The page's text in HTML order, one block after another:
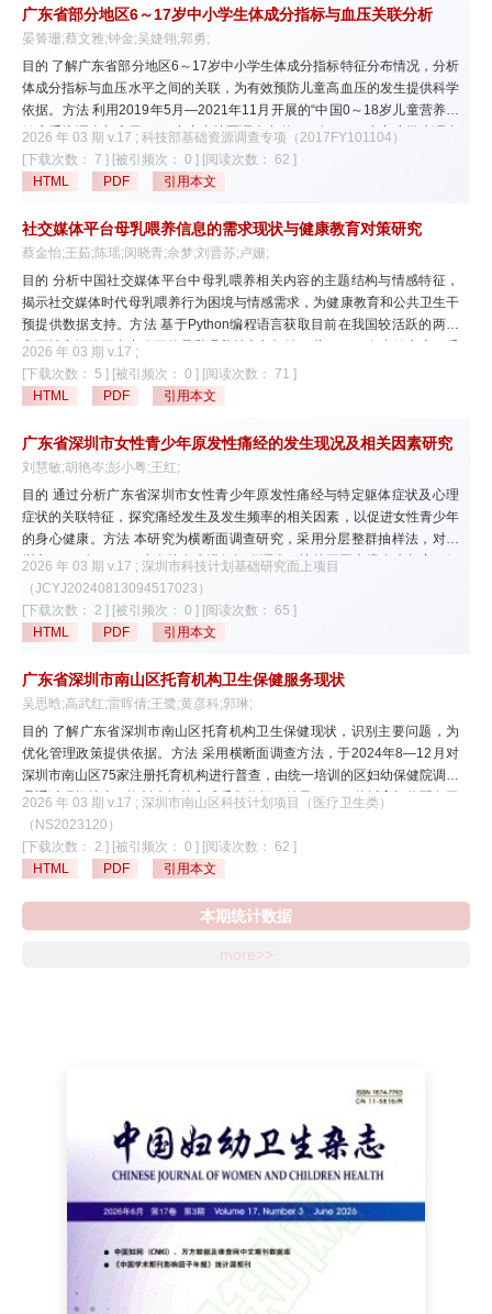
外送餐出餐至进餐间隔较长，应针对不同用餐形式及餐次进行针对性的膳食
营养和食品安全指导。
龄组为33.4%(1 950/5 836)。7～12月龄儿童中，继续母乳喂养组与非继续
龄儿童中，继续母乳喂养与非继续母乳喂养组儿童的生长迟缓、低体重发生
率差异均有统计学意义（均P<0.05）。多因素分析显示，7～12月龄儿童继
续母乳喂养与地区、民族、儿童生活状态及父亲文化程度相关。与居住在东
北地区、非留守非流动以及父亲文化程度为小学及以下的儿童相比，居住在
华东、西北和西南地区、双亲留守、父亲文化程度为大专及以上者继续母乳
喂养的可能性较低（OR=0.786、0.330和
0.206,P<0.05;OR=0.357,P<0.001;OR=0.690,P<0.05）；与汉族儿童相
月龄儿童中，继续母乳喂养主要受母亲文化程度和职业等因素影响。结论
我国7～24月龄儿童继续母乳喂养率随月龄增长而下降，继续母乳喂养与儿
母文化程度等多种因素影响，应针对不同影响因素开展相应措施，提高继续
母乳喂养率，促进儿童健康生长。
广东省部分地区6～17岁中小学生体成分指标与血压关联分析
晏箐珊;蔡文雅;钟金;吴婕翎;郭勇;
目的 了解广东省部分地区6～17岁中小学生体成分指标特征分布情况，分析
体成分指标与血压水平之间的关联，为有效预防儿童高血压的发生提供科学
依据。方法 利用2019年5月—2021年11月开展的“中国0～18岁儿童营养与
健康系统调查与应用”项目中广东地区调查点的687名6～17岁中小学生调查
数据，分析了解不同年龄段体成分和血压水平的分布情况，并采用相关性分
析、线性回归及logistic回归分析对其体成分与血压的关联性进行分析。结果
48.08%）和瘦体重比率（分别为84.69%和71.23%）以及收缩压平均水平
[分别为（120.51±12.11）mmHg和（125.95±12.42）mmHg]显著高于女生
（均P<0.01），而中位体脂百分比（分别为15.25%和12.90%）、脂肪质
量指数（分别为2.80 kg/m2和2.50 kg/m2）和内脏脂肪面积（分别为31.85
cm2和28.20 cm2）则显著低于女生（均P<0.01）。7项体成分指标（体质
指数、腹围、体脂百分比、脂肪质量指数、内脏脂肪面积、骨骼肌比率、瘦
体重比率）与血压之间存在相关性。不同体型组间收缩压和舒张压差异均有
统计学意义（均P<0.05），其中超重和肥胖儿童的血压偏高检出率分别为
49.33%和56.25%，正常和消瘦儿童的血压偏高检出率分别为27.77%和
1.25）、腹围（OR=1.07,95%CI:1.05～1.10）、体脂百分比
（OR=1.05,95%CI:1.03～1.08）、脂肪质量指数（OR=1.23,95%CI:1.14
风险呈正向关联，瘦体重比率（OR=0.95,95%CI:0.93～0.97）和骨骼肌比
率（OR=0.91,95%CI:0.87～0.95）与血压偏高发生风险呈负向关联。结论
广东省6～17岁中小学生的体成分指标存在明显性别差异，且与血压偏高存
在关联。因此，在儿童青少年高血压预防保健方面，应重视其体成分变化，
尤其是体脂的异常，以期更加有效地预防儿童高血压的发生。
2026 年 03 期 v.17 ; 科技部基础资源调查专项（2017FY101104）
[下载次数： 7 ] [被引频次： 0 ] [阅读次数： 62 ]
HTML
PDF 引用本文
社交媒体平台母乳喂养信息的需求现状与健康教育对策研究
蔡金怡;王茹;陈瑶;闵晓青;佘梦;刘晋苏;卢姗;
目的 分析中国社交媒体平台中母乳喂养相关内容的主题结构与情感特征，
揭示社交媒体时代母乳喂养行为困境与情感需求，为健康教育和公共卫生干
预提供数据支持。方法 基于Python编程语言获取目前在我国较活跃的两个
主要社交媒体平台中公开的母乳喂养帖文与评论，共59 064条有效文本。采
用标准化预处理流程进行数据清洗、中文分词与停用词过滤。利用潜在狄利
克雷分配（latent dirichlet allocation,LDA）主题模型提取潜在主题，并结
共识别8个与母乳喂养密切相关的主题，涵盖夜醒困扰、哺乳疼痛、喂养方
式选择、情绪表达与亲子互动等核心内容。整体情绪以积极（45.6%）和中
性（42.3%）为主，但在“哺乳困难与母亲负担”“照护压力与生活化吐槽”等
主题中消极情绪相对聚集。结论 社交平台中的母乳喂养讨论呈现生活化、
情境化和情绪化特点，提示健康教育应结合妇幼卫生工作框架，围绕孕产期
连续服务、哺乳技术支持、家庭参与和情绪支持开展更具情境性的精准指
导。可利用社交媒体平台的传播特征，通过嵌入式科普、专业引导和同伴支
持机制，构建更精准、可及和持续的母乳喂养促进体系。
2026 年 03 期 v.17 ;
[下载次数： 5 ] [被引频次： 0 ] [阅读次数： 71 ]
HTML
PDF 引用本文
广东省深圳市女性青少年原发性痛经的发生现况及相关因素研究
刘慧敏;胡艳岑;彭小粤;王红;
目的 通过分析广东省深圳市女性青少年原发性痛经与特定躯体症状及心理
症状的关联特征，探究痛经发生及发生频率的相关因素，以促进女性青少年
的身心健康。方法 本研究为横断面调查研究，采用分层整群抽样法，对深
圳市1 986名10～19岁在校女生进行问卷调查，比较不同痛经发生频率下躯
体和心理特征差异，采用logistic回归分析对痛经发生及发生频率的相关因素
进行分析。结果 深圳市青少年女生原发性痛经的发生率为70.95%(1 409/1
986)。不同痛经发生频率组间躯体症状及心理症状的发生率差异均有统计学
痛、腰背痛、眩晕乏力、胃痛、手脚冰冷等）及心理症状（情绪低落、紧张
于“偶尔发生”痛经组，腹泻症状在3组间两两比较差异均有统计学意义（均
P<0.001），且随发生频率的升高递增。二元logistic回归分析结果显示，年
龄（OR=1.32,95%CI:1.22～1.43）、有痛经遗传史
（OR=3.64,95%CI:2.61～5.08）、压力有时难以应对
（OR=1.65,95%CI:1.17～2.32）、经常难以应对（OR=2.18,95%CI:1.38
～3.46）、初潮年龄12～16岁（OR=0.66,95%CI:0.52～0.83）、月经周期
间隔> 35 d(OR=0.33,95%CI:0.19～0.57)、以白肉为主的饮食模式
（OR=0.65,95%CI:0.47～0.89）和以红肉为主的饮食模式
P<0.05）。有序logistic回归结果显示，年龄每增加1岁，痛经发生频率升高
的风险增加22.00%(OR=1.22,95%CI:1.13～1.32)；体质指数每增加1
kg/m2，痛经发生频率升高的风险增加5.00%(OR=1.05,95%CI:1.01～
市青少年女生原发性痛经发生率较高，呈现显著的心身共病特征。痛经发生
相关，下一步可探索和制定对应的干预策略。
2026 年 03 期 v.17 ; 深圳市科技计划基础研究面上项目
（JCYJ20240813094517023）
[下载次数： 2 ] [被引频次： 0 ] [阅读次数： 65 ]
HTML
PDF 引用本文
广东省深圳市南山区托育机构卫生保健服务现状
吴思晗;高武红;雷晖倩;王鹭;黄彦科;郭琳;
目的 了解广东省深圳市南山区托育机构卫生保健现状，识别主要问题，为
优化管理政策提供依据。方法 采用横断面调查方法，于2024年8—12月对
深圳市南山区75家注册托育机构进行普查，由统一培训的区妇幼保健院调查
员通过现场核查、资料查阅等方式采集数据。结果 78.7%的托育机构配备卫
生保健人员，其中专职人员占54.2%。64家（85.3%）托育机构设有保健
室，基础医疗用品配备率达90.0%以上，但流动水（78.1%）和视力表
（78.1%）配置不足；膳食供应中，96.0%的托育机构依赖第三方配餐；幼
巾（53.3%）与水杯（41.3%）配备率偏低。备案机构在卫生保健关键指
标，如保健人员医学专业背景及持证资质、保健室设置、食物留样等方面，
均显著优于未备案机构，备案机构的卫生保健管理更加系统规范、人员专业
2026 年 03 期 v.17 ; 深圳市南山区科技计划项目（医疗卫生类）
（NS2023120）
[下载次数： 2 ] [被引频次： 0 ] [阅读次数： 62 ]
HTML
PDF 引用本文
本期统计数据
more>>
《中国妇幼卫生杂志》编辑部
2024年11月22日